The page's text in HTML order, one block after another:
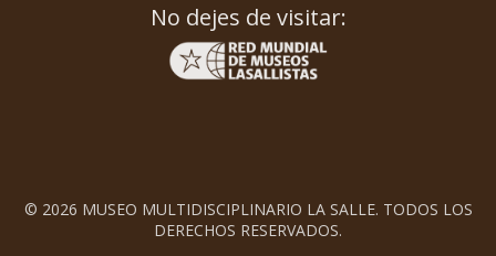
No dejes de visitar:
© 2026 MUSEO MULTIDISCIPLINARIO LA SALLE. TODOS LOS
DERECHOS RESERVADOS.